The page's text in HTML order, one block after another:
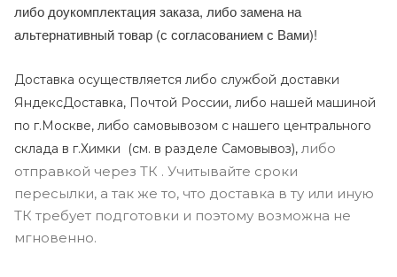
либо доукомплектация заказа, либо замена на
альтернативный товар (с согласованием с Вами)!
Доставка осуществляется либо службой доставки
ЯндексДоставка, Почтой России, либо нашей машиной
по г.Москве, либо самовывозом с нашего центрального
склада в г.Химки (см. в разделе Самовывоз), либо
отправкой через ТК . Учитывайте сроки
пересылки, а так же то, что доставка в ту или иную
ТК требует подготовки и поэтому возможна не
мгновенно.